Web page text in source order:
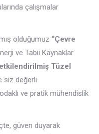
çalışmalar
olduğumuz “Çevre
ve Tabii Kaynaklar
Tüzel
siz değerli
ve pratik mühendislik
güven duyarak